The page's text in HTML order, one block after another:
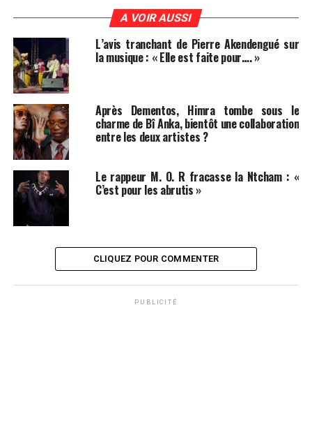
A VOIR AUSSI
L’avis tranchant de Pierre Akendengué sur
la musique : « Elle est faite pour…. »
Après Dementos, Himra tombe sous le
charme de Bî Anka, bientôt une collaboration
entre les deux artistes ?
Le rappeur M. O. R fracasse la Ntcham : «
C’est pour les abrutis »
CLIQUEZ POUR COMMENTER
PUBLICITÉ